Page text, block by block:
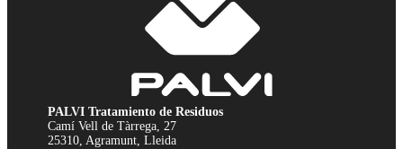
PALVI Tratamiento de Residuos
Camí Vell de Tàrrega, 27
25310, Agramunt, Lleida